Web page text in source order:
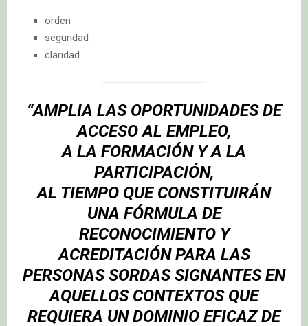
orden
seguridad
claridad
“AMPLIA LAS OPORTUNIDADES DE
ACCESO AL EMPLEO,
A LA FORMACIÓN Y A LA
PARTICIPACIÓN,
AL TIEMPO QUE CONSTITUIRÁN
UNA FÓRMULA DE
RECONOCIMIENTO Y
ACREDITACIÓN PARA LAS
PERSONAS SORDAS SIGNANTES EN
AQUELLOS CONTEXTOS QUE
REQUIERA UN DOMINIO EFICAZ DE